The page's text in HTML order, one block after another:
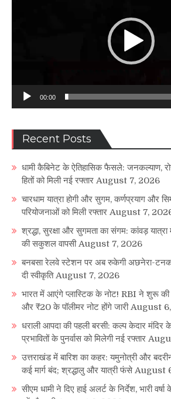
00:00
Recent Posts
धामी कैबिनेट के ऐतिहासिक फैसले: जनकल्याण,
हितों को मिली नई रफ्तार August 7, 2026
चारधाम यात्रा होगी और सुगम, कर्णप्रयाग और
परियोजनाओं को मिली रफ्तार August 7,
श्रद्धा, सुरक्षा और सुगमता का संगम: कांवड़
की सकुशल वापसी August 7, 2026
बनबसा रेलवे स्टेशन पर अब रुकेगी अछनेरा-
दी स्वीकृति August 7, 2026
भारत में आएंगे प्लास्टिक के नोट! RBI ने शुरू
और ₹20 के पॉलीमर नोट होंगे जारी August
धराली आपदा की पहली बरसी: कल्प केदार मंदिर के
प्रभावितों के पुनर्वास को मिलेगी नई रफ्तार
उत्तराखंड में बारिश का कहर: यमुनोत्री और
कई मार्ग बंद; श्रद्धालु और यात्री फंसे August
सीएम धामी ने दिए हाई अलर्ट के निर्देश, भारी